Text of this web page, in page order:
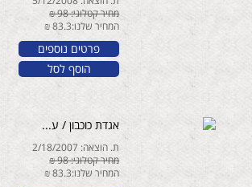
מחיר קטלוגי: 98 ₪
המחיר שלנו:83.3 ₪
פרטים נוספים
הוסף לסל
אגדת כוכבון / ע...
ת. הוצאה: 2/18/2007
מחיר קטלוגי: 98 ₪
המחיר שלנו:83.3 ₪